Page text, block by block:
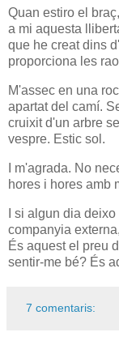
Quan estiro el
a mi aquesta
que he creat dins
proporciona les
M'assec en una
apartat del camí.
cruixit d'un arbre
vespre. Estic sol.
I m'agrada. No
hores i hores amb
I si algun dia
companyia
És aquest el preu
sentir-me bé? És
7 comentaris: